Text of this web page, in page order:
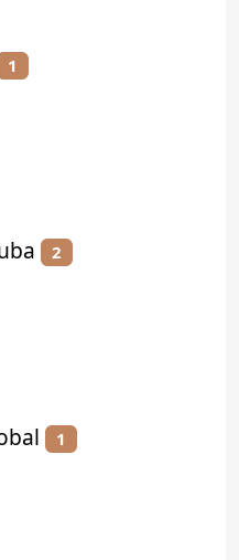
1
2
1